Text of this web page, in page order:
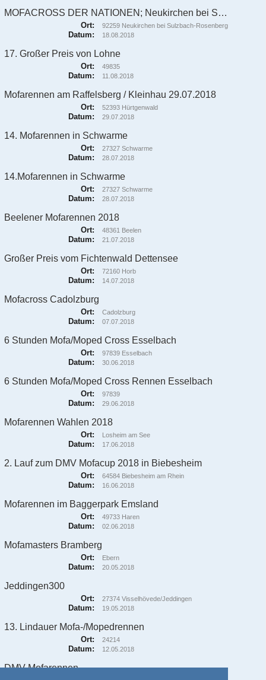
MOFACROSS DER NATIONEN; Neukirchen bei Sulzbach-Rosenberg; 18. August 2018
92259 Neukirchen bei Sulzbach-Rosenberg
Ort:
18.08.2018
Datum:
17. Großer Preis von Lohne
49835
Ort:
11.08.2018
Datum:
Mofarennen am Raffelsberg / Kleinhau 29.07.2018
52393 Hürtgenwald
Ort:
29.07.2018
Datum:
14. Mofarennen in Schwarme
27327 Schwarme
Ort:
28.07.2018
Datum:
14.Mofarennen in Schwarme
27327 Schwarme
Ort:
28.07.2018
Datum:
Beelener Mofarennen 2018
48361 Beelen
Ort:
21.07.2018
Datum:
Großer Preis vom Fichtenwald Dettensee
72160 Horb
Ort:
14.07.2018
Datum:
Mofacross Cadolzburg
Cadolzburg
Ort:
07.07.2018
Datum:
6 Stunden Mofa/Moped Cross Esselbach
97839 Esselbach
Ort:
30.06.2018
Datum:
6 Stunden Mofa/Moped Cross Rennen Esselbach
97839
Ort:
29.06.2018
Datum:
Mofarennen Wahlen 2018
Losheim am See
Ort:
17.06.2018
Datum:
2. Lauf zum DMV Mofacup 2018 in Biebesheim
64584 ​Biebesheim am Rhein
Ort:
16.06.2018
Datum:
Mofarennen im Baggerpark Emsland
49733 Haren
Ort:
02.06.2018
Datum:
Mofamasters Bramberg
Ebern
Ort:
20.05.2018
Datum:
Jeddingen300
27374 Visselhövede/Jeddingen
Ort:
19.05.2018
Datum:
13. Lindauer Mofa-/Mopedrennen
24214
Ort:
12.05.2018
Datum:
DMV Mofarennen